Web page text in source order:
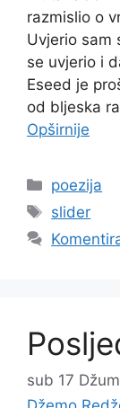
razmislio o
Uvjerio sam
se uvjerio i
Eseed je
od bljeska
Opširnije
Kategorije
poezija
Oznake
slider
sub 17